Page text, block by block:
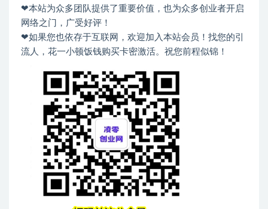
❤本站为众多团队提供了重要价值，也为众多创业者开启
网络之门，广受好评！
❤如果您也依存于互联网，欢迎加入本站会员！找您的引
流人，花一小顿饭钱购买卡密激活。祝您前程似锦！